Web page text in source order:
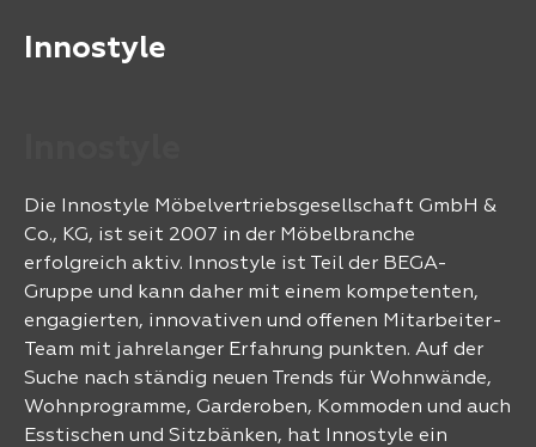
Innostyle
Die Innostyle Möbelvertriebsgesellschaft GmbH &
Co., KG, ist seit 2007 in der Möbelbranche
erfolgreich aktiv. Innostyle ist Teil der BEGA-
Gruppe und kann daher mit einem kompetenten,
engagierten, innovativen und offenen Mitarbeiter-
Team mit jahrelanger Erfahrung punkten. Auf der
Suche nach ständig neuen Trends für Wohnwände,
Wohnprogramme, Garderoben, Kommoden und auch
Esstischen und Sitzbänken, hat Innostyle ein